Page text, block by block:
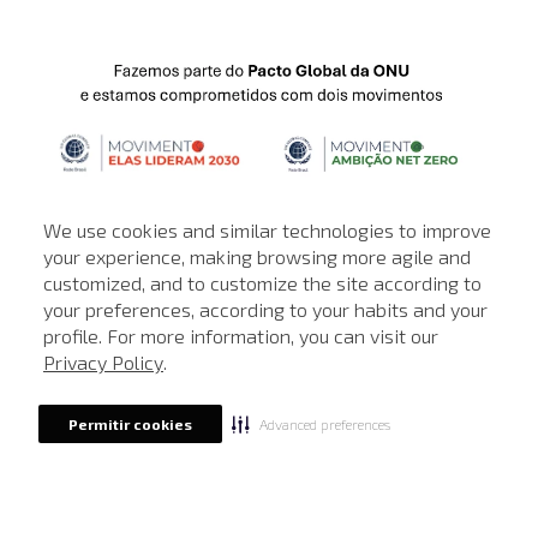
We use cookies and similar technologies to improve
your experience, making browsing more agile and
customized, and to customize the site according to
your preferences, according to your habits and your
profile. For more information, you can visit our
Privacy Policy.
Permitir cookies Advanced preferences
© © Copyright 2000-2026 - Todos os direitos reservados. A Loja de
John John reserva-se no direito de corrigir ou alterar informações
Em caso de dúvidas:0800 990 5500.
Horário de Atendimentodas 8h às 20h de segunda a sábado, exceto